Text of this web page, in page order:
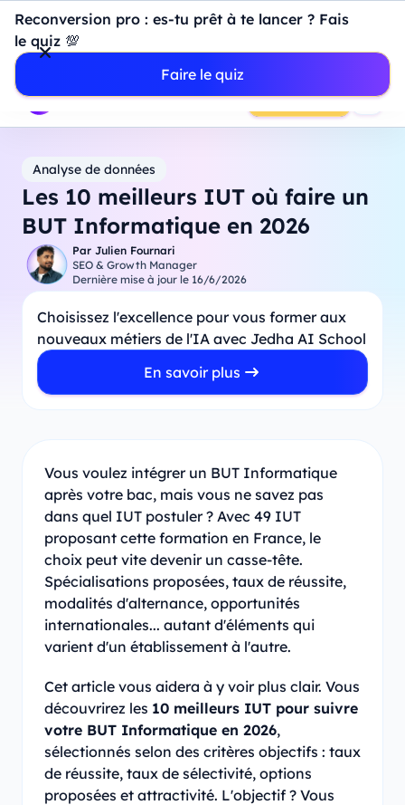
Reconversion pro : es-tu prêt à te lancer ? Fais
le quiz 💯
Faire le quiz
Introduction à Power BI : construisez votre premier
dashboard de A à Z
- Mardi 11 Août
18h00
Professionnels
Étudiants Parents Entreprises
Prendre RDV
Analyse de données
Les 10 meilleurs IUT où faire un
BUT Informatique en 2026
Par Julien Fournari
SEO & Growth Manager
Dernière mise à jour le 16/6/2026
Choisissez l'excellence pour vous former aux
nouveaux métiers de l'IA avec Jedha AI School
En savoir plus
Vous voulez intégrer un BUT Informatique
après votre bac, mais vous ne savez pas
dans quel IUT postuler ? Avec 49 IUT
proposant cette formation en France, le
choix peut vite devenir un casse-tête.
Spécialisations proposées, taux de réussite,
modalités d'alternance, opportunités
internationales... autant d'éléments qui
varient d'un établissement à l'autre.
Cet article vous aidera à y voir plus clair. Vous
découvrirez les 10 meilleurs IUT pour suivre
votre BUT Informatique en 2026,
sélectionnés selon des critères objectifs : taux
de réussite, taux de sélectivité, options
proposées et attractivité. L'objectif ? Vous